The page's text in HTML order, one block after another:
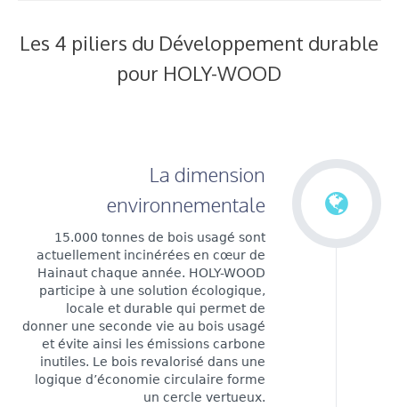
Les 4 piliers du Développement durable
pour HOLY-WOOD
La dimension
environnementale
15.000 tonnes de bois usagé sont
actuellement incinérées en cœur de
Hainaut chaque année. HOLY-WOOD
participe à une solution écologique,
locale et durable qui permet de
donner une seconde vie au bois usagé
et évite ainsi les émissions carbone
inutiles. Le bois revalorisé dans une
logique d’économie circulaire forme
un cercle vertueux.